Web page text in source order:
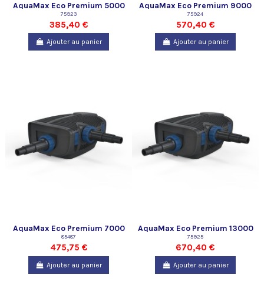
AquaMax Eco Premium 5000
75923
385,40 €
Ajouter au panier
AquaMax Eco Premium 9000
75924
570,40 €
Ajouter au panier
AquaMax Eco Premium 7000
85487
475,75 €
Ajouter au panier
AquaMax Eco Premium 13000
75925
670,40 €
Ajouter au panier